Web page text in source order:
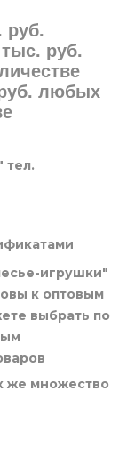
руб.
руб.
любых
тел.
игрушки"
к оптовым
выбрать по
же множество